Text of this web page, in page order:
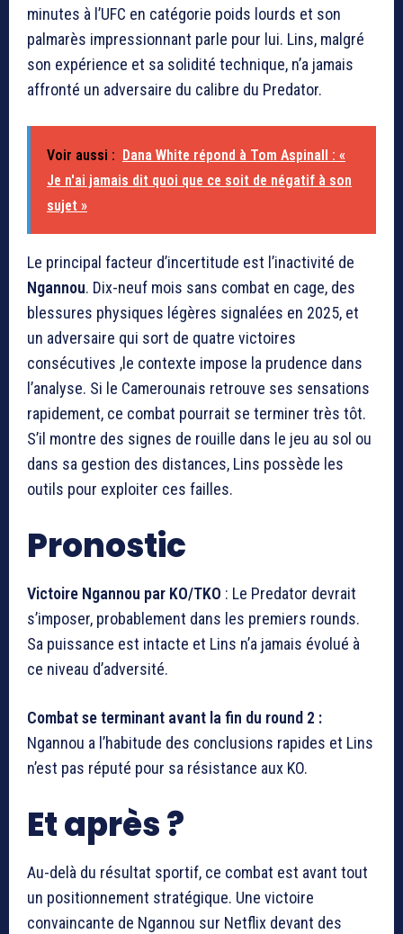
minutes à l’UFC en catégorie poids lourds et son
palmarès impressionnant parle pour lui. Lins, malgré
son expérience et sa solidité technique, n’a jamais
affronté un adversaire du calibre du Predator.
Voir aussi :
Dana White répond à Tom Aspinall : «
Je n'ai jamais dit quoi que ce soit de négatif à son
sujet »
Le principal facteur d’incertitude est l’inactivité de
Ngannou. Dix-neuf mois sans combat en cage, des
blessures physiques légères signalées en 2025, et
un adversaire qui sort de quatre victoires
consécutives ,le contexte impose la prudence dans
l’analyse. Si le Camerounais retrouve ses sensations
rapidement, ce combat pourrait se terminer très tôt.
S’il montre des signes de rouille dans le jeu au sol ou
dans sa gestion des distances, Lins possède les
outils pour exploiter ces failles.
Pronostic
Victoire Ngannou par KO/TKO : Le Predator devrait
s’imposer, probablement dans les premiers rounds.
Sa puissance est intacte et Lins n’a jamais évolué à
ce niveau d’adversité.
Combat se terminant avant la fin du round 2 :
Ngannou a l’habitude des conclusions rapides et Lins
n’est pas réputé pour sa résistance aux KO.
Et après ?
Au-delà du résultat sportif, ce combat est avant tout
un positionnement stratégique. Une victoire
convaincante de Ngannou sur Netflix devant des